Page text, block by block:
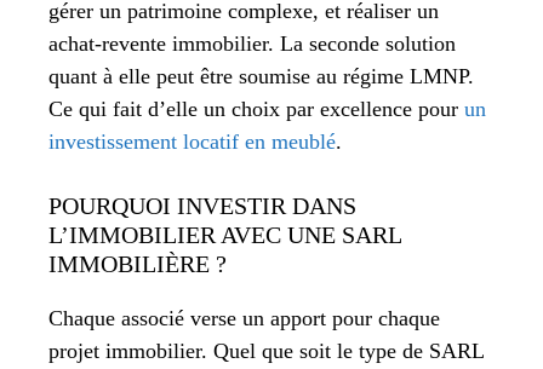
gérer un patrimoine complexe, et réaliser un
achat-revente immobilier. La seconde solution
quant à elle peut être soumise au régime LMNP.
Ce qui fait d’elle un choix par excellence pour un
investissement locatif en meublé.
POURQUOI INVESTIR DANS
L’IMMOBILIER AVEC UNE SARL
IMMOBILIÈRE ?
Chaque associé verse un apport pour chaque
projet immobilier. Quel que soit le type de SARL